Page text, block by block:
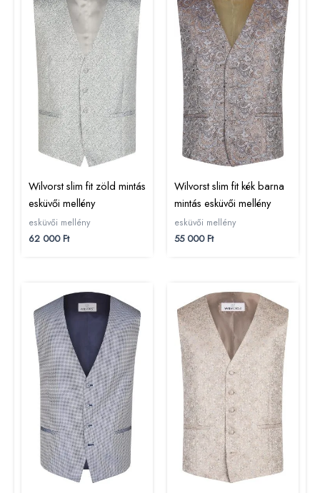
Wilvorst slim fit zöld mintás
esküvői mellény
esküvői mellény
62 000Ft
Wilvorst slim fit kék barna
mintás esküvői mellény
esküvői mellény
55 000Ft